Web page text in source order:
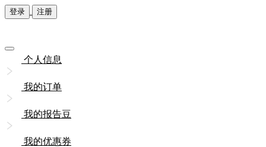
登录 注册
个人信息
我的订单
我的报告豆
我的优惠券